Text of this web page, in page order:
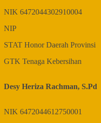
NIK 6472044302910004
NIP
STAT Honor Daerah Provinsi
GTK Tenaga Kebersihan
Desy Heriza Rachman, S.Pd
NIK 6472044612750001